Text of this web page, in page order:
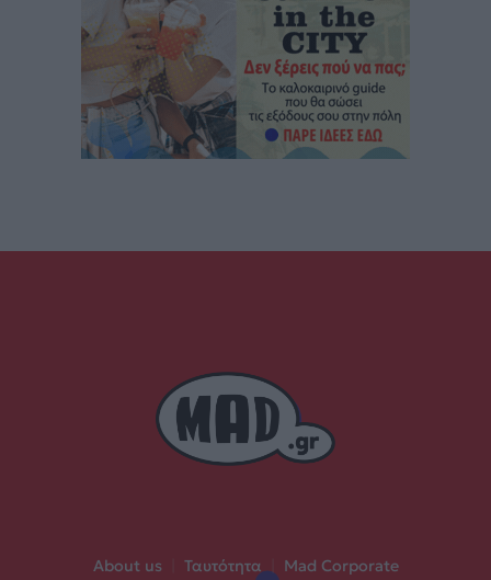
About us Ταυτότητα
Mad Corporate